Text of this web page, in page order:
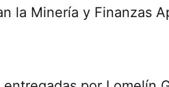
la Minería y Finanzas